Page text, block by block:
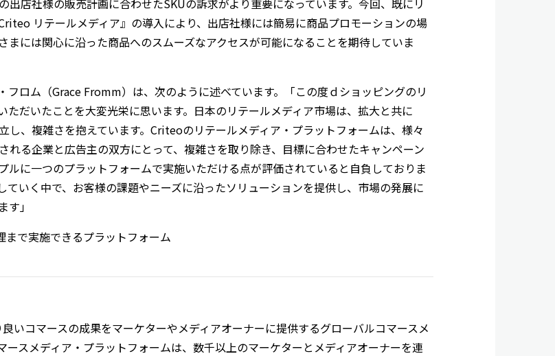
出店社様の販売計画に合わせたSKUの訴求がより重要になっています。今回、既にリ
リテールメディア』の導入により、出店社様には簡易に商品プロモーションの場
まには関心に沿った商品へのスムーズなアクセスが可能になることを期待していま
ロム（Grace Fromm）は、次のように述べています。「この度ｄショッピングのリ
ただいたことを大変光栄に思います。日本のリテールメディア市場は、拡大と共に
し、複雑さを抱えています。Criteoのリテールメディア・プラットフォームは、様々
れる企業と広告主の双方にとって、複雑さを取り除き、目標に合わせたキャンペーン
ルに一つのプラットフォームで実施いただける点が評価されていると自負しておりま
ていく中で、お客様の課題やニーズに沿ったソリューションを提供し、市場の発展に
」
で実施できるプラットフォーム
いコマースの成果をマーケターやメディアオーナーに提供するグローバルコマースメ
ースメディア・プラットフォームは、数千以上のマーケターとメディアオーナーを連